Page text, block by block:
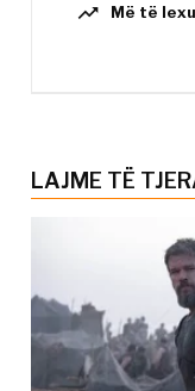
trending_up Më të
LAJME TË